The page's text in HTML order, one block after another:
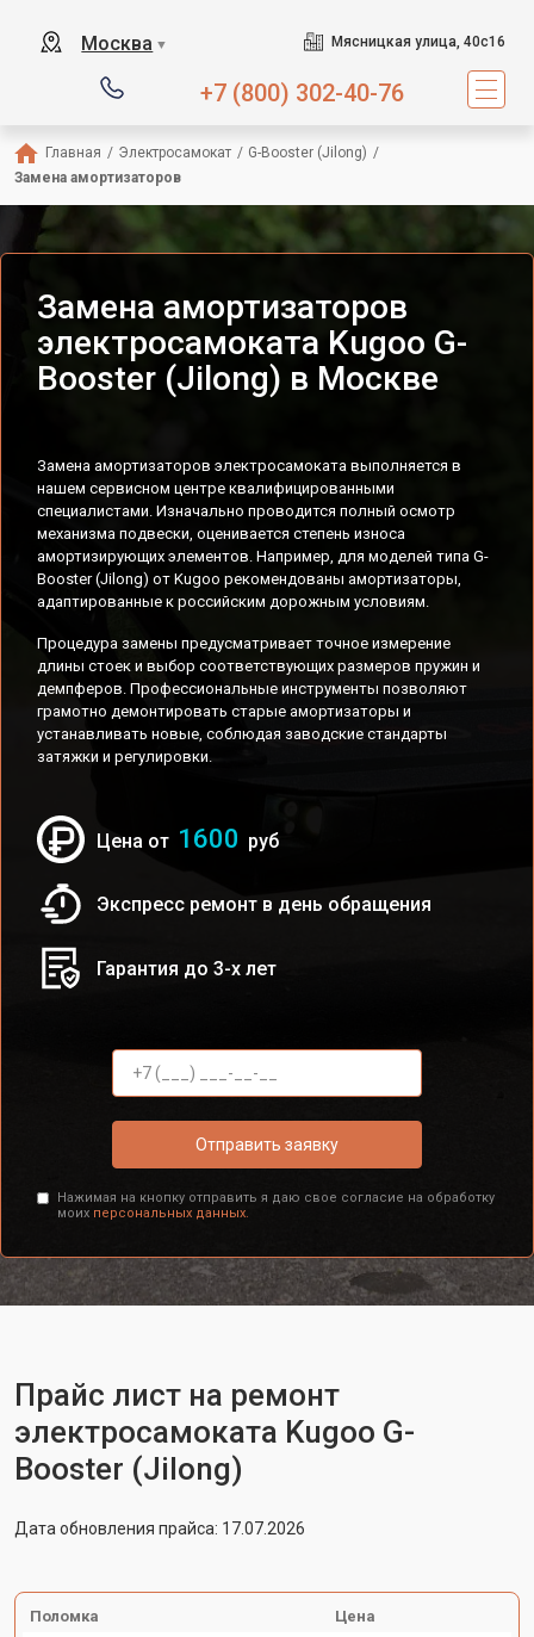
Москва ▼ Мясницкая улица, 40с16
+7 (800) 302-40-76
Главная / Электросамокат / G-Booster (Jilong) /
Замена амортизаторов
Замена амортизаторов
электросамоката Kugoo G-
Booster (Jilong) в Москве
Замена амортизаторов электросамоката выполняется в
нашем сервисном центре квалифицированными
специалистами. Изначально проводится полный осмотр
механизма подвески, оценивается степень износа
амортизирующих элементов. Например, для моделей типа G-
Booster (Jilong) от Kugoo рекомендованы амортизаторы,
адаптированные к российским дорожным условиям.
Процедура замены предусматривает точное измерение
длины стоек и выбор соответствующих размеров пружин и
демпферов. Профессиональные инструменты позволяют
грамотно демонтировать старые амортизаторы и
устанавливать новые, соблюдая заводские стандарты
затяжки и регулировки.
Цена от 1600 руб
Экспресс ремонт в день обращения
Гарантия до 3-х лет
Отправить заявку
Нажимая на кнопку отправить я даю свое согласие на обработку
моих персональных данных.
Прайс лист на ремонт
электросамоката Kugoo G-
Booster (Jilong)
Дата обновления прайса: 17.07.2026
Поломка Цена